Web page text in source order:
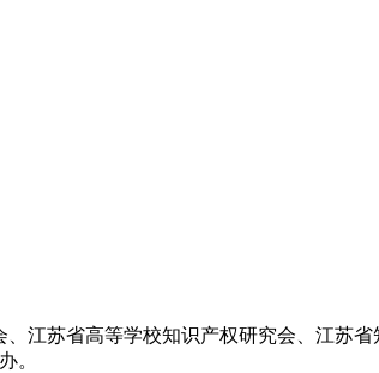
江苏省高等学校知识产权研究会、江苏
。